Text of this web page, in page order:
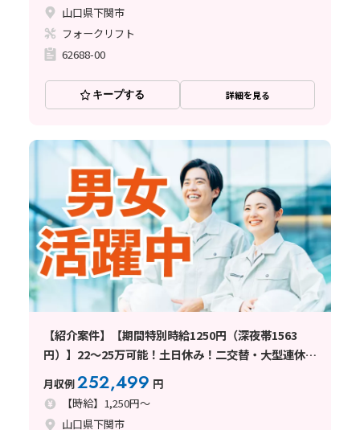
山口県下関市
フォークリフト
62688-00
キープする 詳細を見る
【紹介案件】【期間特別時給1250円（深夜帯1563
円）】22～25万可能！土日休み！二交替・大型連休あ
りの求人
月収例252,499 円
【時給】1,250円～
山口県下関市